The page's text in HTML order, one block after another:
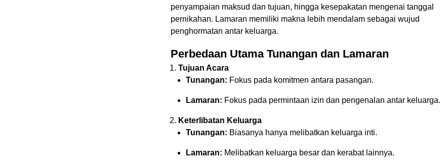
penyampaian maksud dan tujuan, hingga kesepakatan mengenai tanggal
pernikahan. Lamaran memiliki makna lebih mendalam sebagai wujud
penghormatan antar keluarga.
Perbedaan Utama Tunangan dan Lamaran
Tujuan Acara
Tunangan: Fokus pada komitmen antara pasangan.
Lamaran: Fokus pada permintaan izin dan pengenalan antar keluarga.
Keterlibatan Keluarga
Tunangan: Biasanya hanya melibatkan keluarga inti.
Lamaran: Melibatkan keluarga besar dan kerabat lainnya.